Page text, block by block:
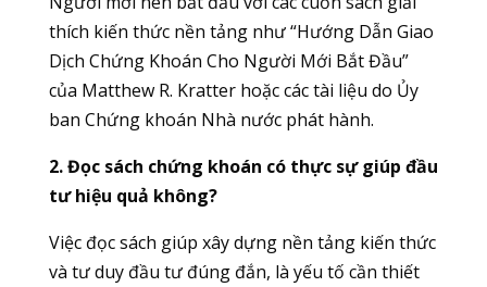
thích kiến thức nền tảng như “Hướng Dẫn Giao
Dịch Chứng Khoán Cho Người Mới Bắt Đầu”
của Matthew R. Kratter hoặc các tài liệu do Ủy
ban Chứng khoán Nhà nước phát hành.
2. Đọc sách chứng khoán có thực sự giúp đầu
tư hiệu quả không?
Việc đọc sách giúp xây dựng nền tảng kiến thức
và tư duy đầu tư đúng đắn, là yếu tố cần thiết